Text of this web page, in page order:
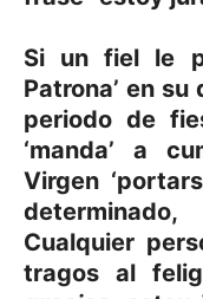
Si un fiel le
Patrona’ en
periodo de
‘manda’ a
Virgen
Cualquier
tragos al